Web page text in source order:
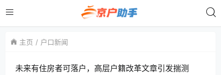
主页 户口新闻
未来有住房者可落户，高层户籍改革文章引发揣测